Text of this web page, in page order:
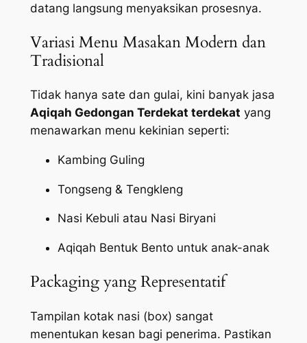
datang langsung menyaksikan prosesnya.
Variasi Menu Masakan Modern dan
Tradisional
Tidak hanya sate dan gulai, kini banyak jasa
Aqiqah Gedongan Terdekat terdekat yang
menawarkan menu kekinian seperti:
Kambing Guling
Tongseng & Tengkleng
Nasi Kebuli atau Nasi Biryani
Aqiqah Bentuk Bento untuk anak-anak
Packaging yang Representatif
Tampilan kotak nasi (box) sangat
menentukan kesan bagi penerima. Pastikan